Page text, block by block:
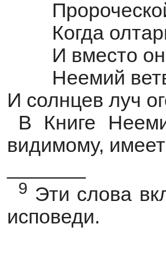
Когда
И вместо
Неемий
И солнцев луч
В Книге
видимому,
9 Эти слова
исповеди.